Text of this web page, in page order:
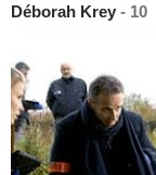
Déborah Krey - 10